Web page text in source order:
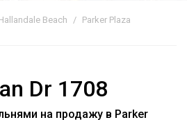
Beach
Parker Plaza
Dr 1708
на продажу в Parker